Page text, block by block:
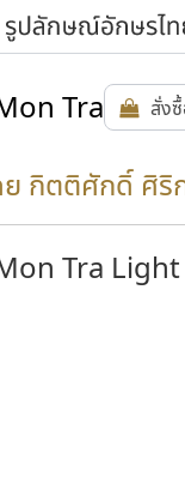
Tra สั่ง
กิตติศักดิ์ ศิริ
Tra Light